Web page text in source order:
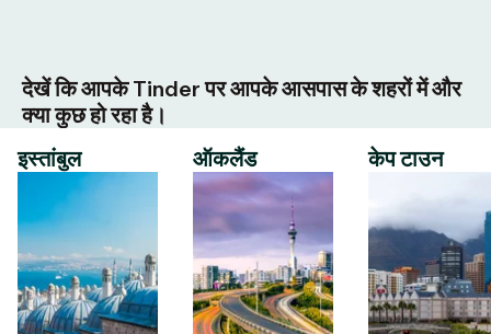
देखें कि आपके Tinder पर आपके आसपास के शहरों में और
क्या कुछ हो रहा है।
इस्तांबुल
ऑकलैंड केप टाउन